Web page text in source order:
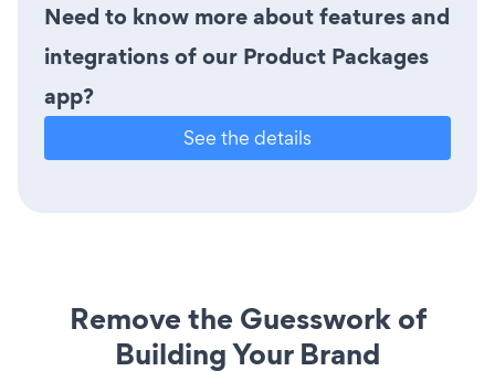
Need to know more about features and
integrations of our Product Packages
app?
See the details
Remove the Guesswork of
Building Your Brand